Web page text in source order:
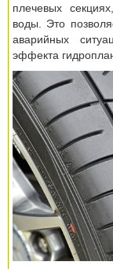
плечевых
воды. Это
аварийных
эффекта